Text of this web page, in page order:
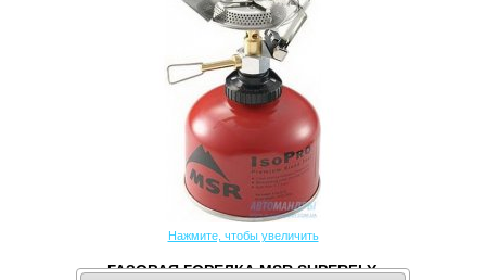
Нажмите, чтобы увеличить
ГАЗОВАЯ ГОРЕЛКА MSR SUPERFLY